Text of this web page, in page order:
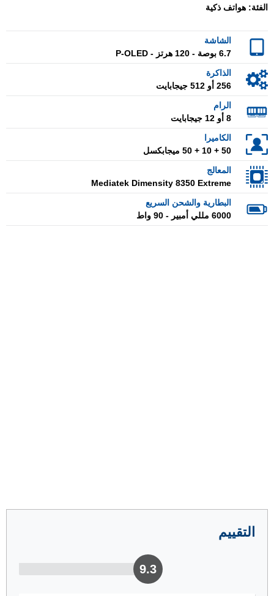
الفئة: هواتف ذكية
الشاشة
6.7 بوصة - 120 هرتز - P-OLED
الذاكرة
256 أو 512 جيجابايت
الرام
8 أو 12 جيجابايت
الكاميرا
50 + 10 + 50 ميجابكسل
المعالج
Mediatek Dimensity 8350 Extreme
البطارية والشحن السريع
6000 مللي أمبير - 90 واط
التقييم
9.3